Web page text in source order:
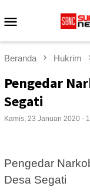
ke
Beranda Hukrim
Pengedar
Segati
Kamis, 23 Januari 2020 -
Pengedar
Desa Segati